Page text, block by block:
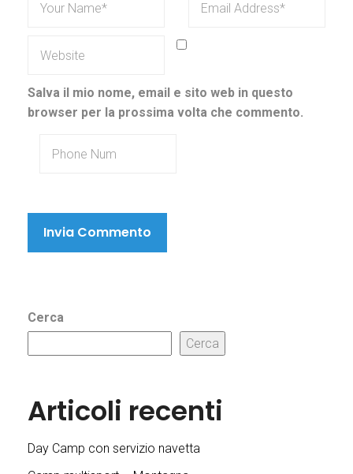
Salva il mio nome, email e sito web in questo
browser per la prossima volta che commento.
Cerca
Cerca
Articoli recenti
Day Camp con servizio navetta